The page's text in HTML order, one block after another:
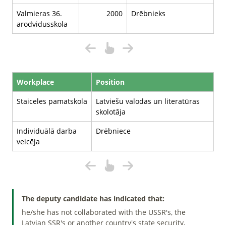
Valmieras 36.
arodvidusskola
2000 Drēbnieks
Workplace
Position
Staiceles pamatskola
Latviešu valodas un literatūras
skolotāja
Individuālā darba
veicēja
Drēbniece
The deputy candidate has indicated that:
he/she has not collaborated with the USSR's, the
Latvian SSR's or another country's state security,